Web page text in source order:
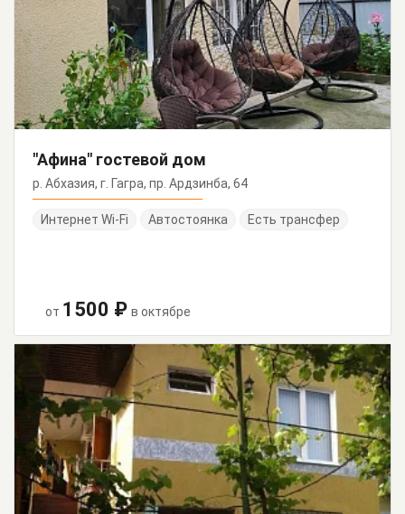
"Афина" гостевой дом
р. Абхазия, г. Гагра, пр. Ардзинба, 64
Интернет Wi-Fi Автостоянка Есть трансфер
от 1500 ₽ в октябре